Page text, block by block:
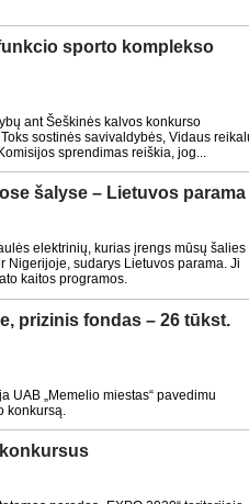
sporto komplekso
ant Šeškinės kalvos konkurso
sostinės savivaldybės, Vidaus
sprendimas reiškia, jog...
šalyse – Lietuvos parama
elektrinių, kurias įrengs mūsų šalies
Nigerijoje, sudarys Lietuvos parama. Ji
kaitos programos.
prizinis fondas – 26 tūkst.
UAB „Memelio miestas“ pavedimu
konkursą.
konkursus